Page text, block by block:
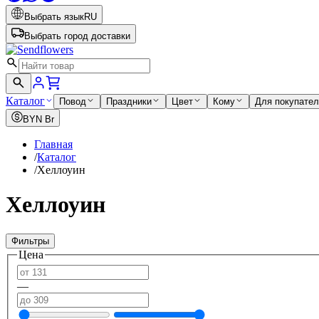
Выбрать языкRU
Выбрать город доставки
Каталог Повод Праздники Цвет Кому
Для
BYN Br
Главная
/Каталог
/Хеллоуин
Хеллоуин
Фильтры
Цена
—